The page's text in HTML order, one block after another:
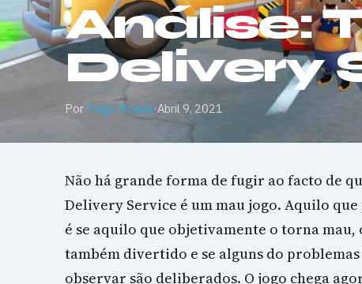
Análise:
Delivery
Por Tiago Roque·Abril 9, 2021
Não há grande forma de fugir ao facto de
Delivery Service é um mau jogo. Aquilo
é se aquilo que objetivamente o torna
também divertido e se alguns do
observar são deliberados. O jogo chega